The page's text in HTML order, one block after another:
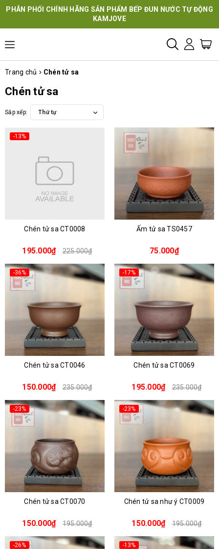
PHÂN PHỐI CHÍNH HÃNG SẢN PHẨM BẾP ĐUN NƯỚC TỰ ĐỘNG
KAMJOVE
Trang chủ Chén tử sa
Chén tử sa
Sắp xếp: Thứ tự
-13%
Chén tử sa CT0008
195.000₫ 225.000₫
Ấm tử sa TS0457
75.000₫
-36%
Chén tử sa CT0046
150.000₫ 235.000₫
-17%
Chén tử sa CT0069
195.000₫ 235.000₫
-23%
Chén tử sa CT0070
150.000₫ 195.000₫
-23%
Chén tử sa như ý CT0009
150.000₫ 195.000₫
-26% -13%